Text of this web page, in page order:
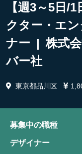
【週3～5日/
クター・エ
ナー | 株式会
バー社
東京都品川区
募集中の職種
デザイナー